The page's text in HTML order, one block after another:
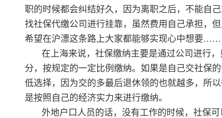
职的时候都会纠结好久，因为离职之后，不能自
找社保代缴公司进行挂靠，虽然费用自己承担，
希望在沪漂这条路上大家都能够实现心中想要……
在上海来说，社保缴纳主要是通过公司进行
分，按规定的一定比例缴纳。如果是自己交社保
低选择，因为交的多最后退休领的也就越多，所
是按照自己的经济实力来进行缴纳。
外地户口人员的话，没有工作的时候，社保